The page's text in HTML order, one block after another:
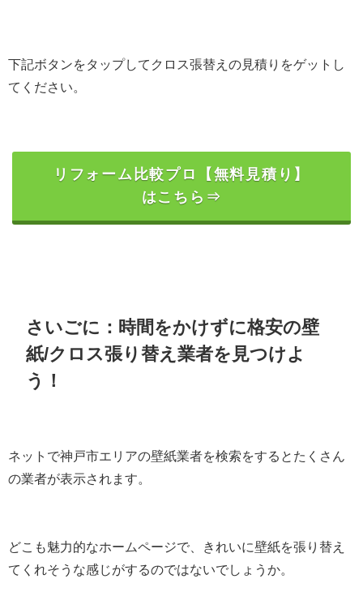
下記ボタンをタップしてクロス張替えの見積りをゲットし
てください。
リフォーム比較プロ【無料見積り】
はこちら⇒
さいごに：時間をかけずに格安の壁
紙/クロス張り替え業者を見つけよ
う！
ネットで神戸市エリアの壁紙業者を検索をするとたくさん
の業者が表示されます。
どこも魅力的なホームページで、きれいに壁紙を張り替え
てくれそうな感じがするのではないでしょうか。